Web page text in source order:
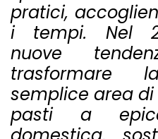
pratici,
i tempi. Nel
nuove
trasformare
semplice area
pasti a